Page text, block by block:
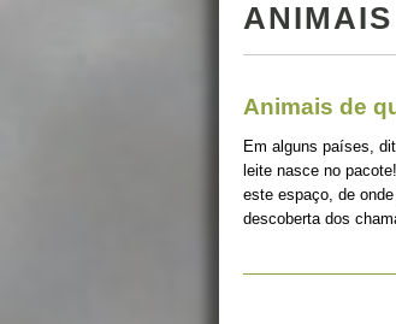
ANIMAIS
Animais de
Em alguns países,
leite nasce no
este espaço, de
descoberta dos